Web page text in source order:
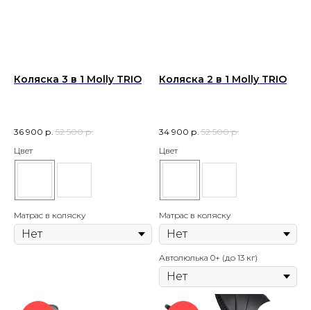
Коляска 3 в 1 Molly TRIO
36 900 р. 52 500 р.
Цвет
Матрас в коляску
Коляска 2 в 1 Molly TRIO
34 900 р. 52 500 р.
Цвет
Матрас в коляску
Автолюлька 0+ (до 13 кг)